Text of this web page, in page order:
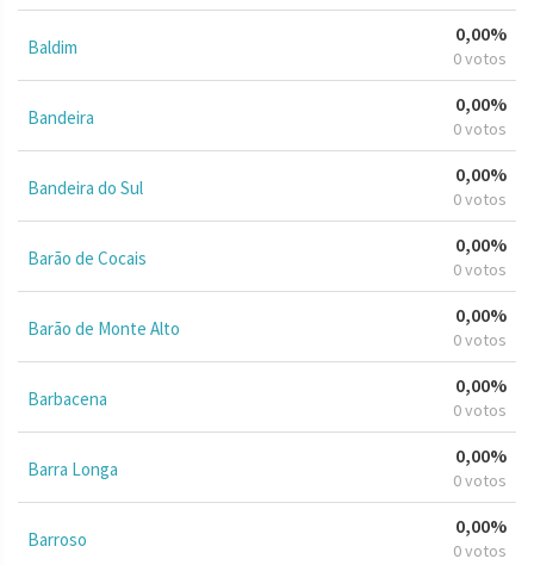
Baldim
0,00%
0 votos
Bandeira
0,00%
0 votos
Bandeira do Sul
0,00%
0 votos
Barão de Cocais
0,00%
0 votos
Barão de Monte Alto
0,00%
0 votos
Barbacena
0,00%
0 votos
Barra Longa
0,00%
0 votos
Barroso
0,00%
0 votos